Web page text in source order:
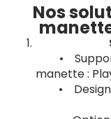
Nos
•
manette :
•